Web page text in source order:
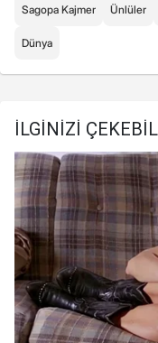
Sagopa Kajmer Ünlüler
Dünya